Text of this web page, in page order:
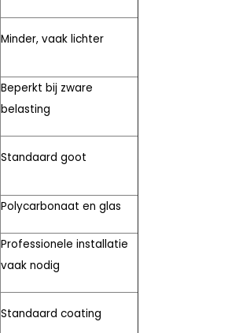
Minder, vaak lichter
Beperkt bij zware
belasting
Standaard goot
Polycarbonaat en glas
Professionele installatie
vaak nodig
Standaard coating